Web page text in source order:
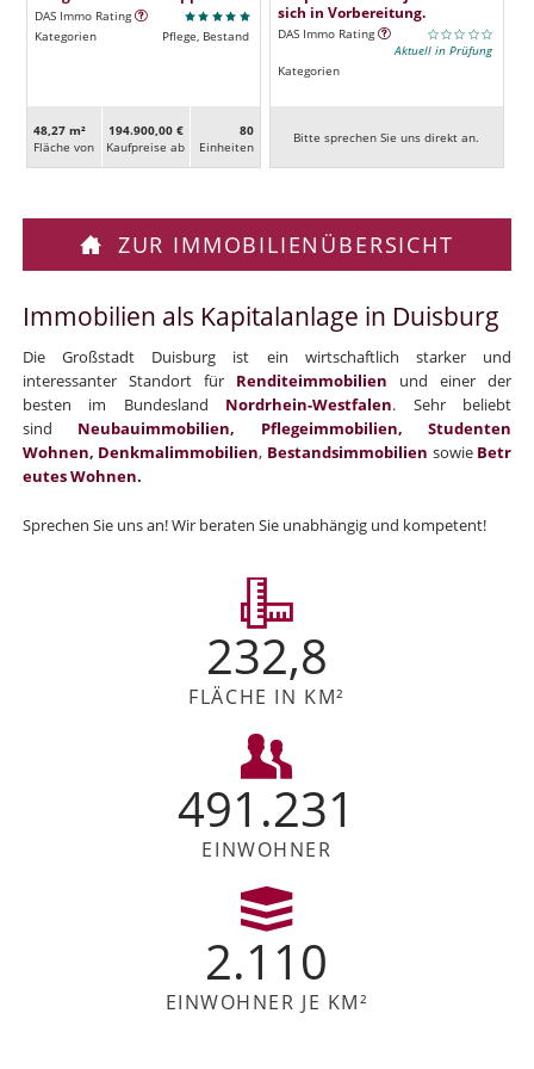
DAS Immo Rating
Kategorien
Pflege, Bestand
48,27 m²
Fläche von
194.900,00 €
Kaufpreise ab
80
Ein­heiten
sich in Vorbereitung.
DAS Immo Rating
Aktuell in Prüfung
Kategorien
Bitte sprechen Sie uns direkt an.
ZUR IMMOBILIENÜBERSICHT
Immobilien als Kapitalanlage in Duisburg
Die Großstadt Duisburg ist ein wirtschaftlich starker und
interessanter Standort für Renditeimmobilien und einer der
besten im Bundesland Nordrhein-Westfalen. Sehr beliebt
sind Neubauimmobilien, Pflegeimmobilien,
Studenten
Wohnen, Denkmalimmobilien, Bestandsimmobilien sowie Betr
eutes Wohnen.
Sprechen Sie uns an! Wir beraten Sie unabhängig und kompetent!
232,8
FLÄCHE IN KM²
491.231
EINWOHNER
2.110
EINWOHNER JE KM²